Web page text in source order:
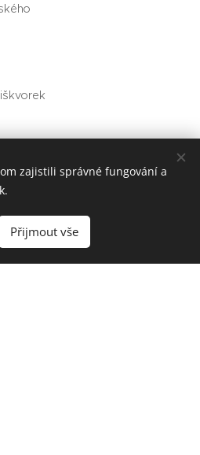
zajistili správné fungování a
Přijmout vše